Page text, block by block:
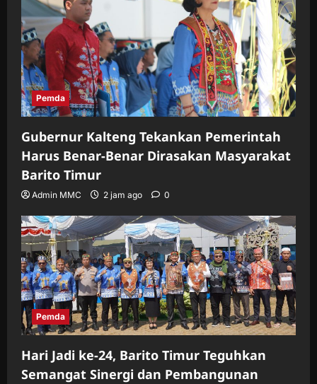
Pemda
Gubernur Kalteng Tekankan Pemerintah
Harus Benar-Benar Dirasakan Masyarakat
Barito Timur
Admin MMC 2 jam ago 0
Pemda
Hari Jadi ke-24, Barito Timur Teguhkan
Semangat Sinergi dan Pembangunan